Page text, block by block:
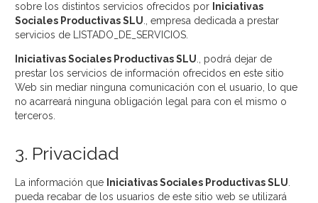
sobre los distintos servicios ofrecidos por Iniciativas
Sociales Productivas SLU., empresa dedicada a prestar
servicios de LISTADO_DE_SERVICIOS.
Iniciativas Sociales Productivas SLU., podrá dejar de
prestar los servicios de información ofrecidos en este sitio
Web sin mediar ninguna comunicación con el usuario, lo que
no acarreará ninguna obligación legal para con el mismo o
terceros.
3. Privacidad
La información que Iniciativas Sociales Productivas SLU
pueda recabar de los usuarios de este sitio web se utilizará